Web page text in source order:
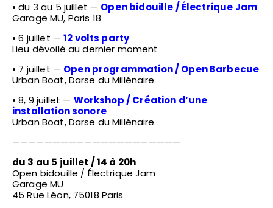
• du 3 au 5 juillet — Open bidouille / Électrique Jam
Garage MU, Paris 18
• 6 juillet —12 volts party
Lieu dévoilé au dernier moment
• 7 juillet — Open programmation / Open Barbecue
Urban Boat, Darse du Millénaire
• 8, 9 juillet — Workshop / Création d’une
installation sonore
Urban Boat, Darse du Millénaire
—————————————————————
du 3 au 5 juillet / 14 à 20h
Open bidouille / Électrique Jam
Garage MU
45 Rue Léon, 75018 Paris